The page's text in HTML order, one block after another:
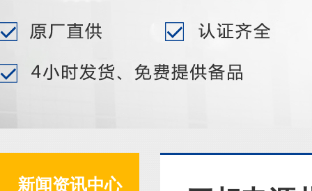
新闻资讯中心